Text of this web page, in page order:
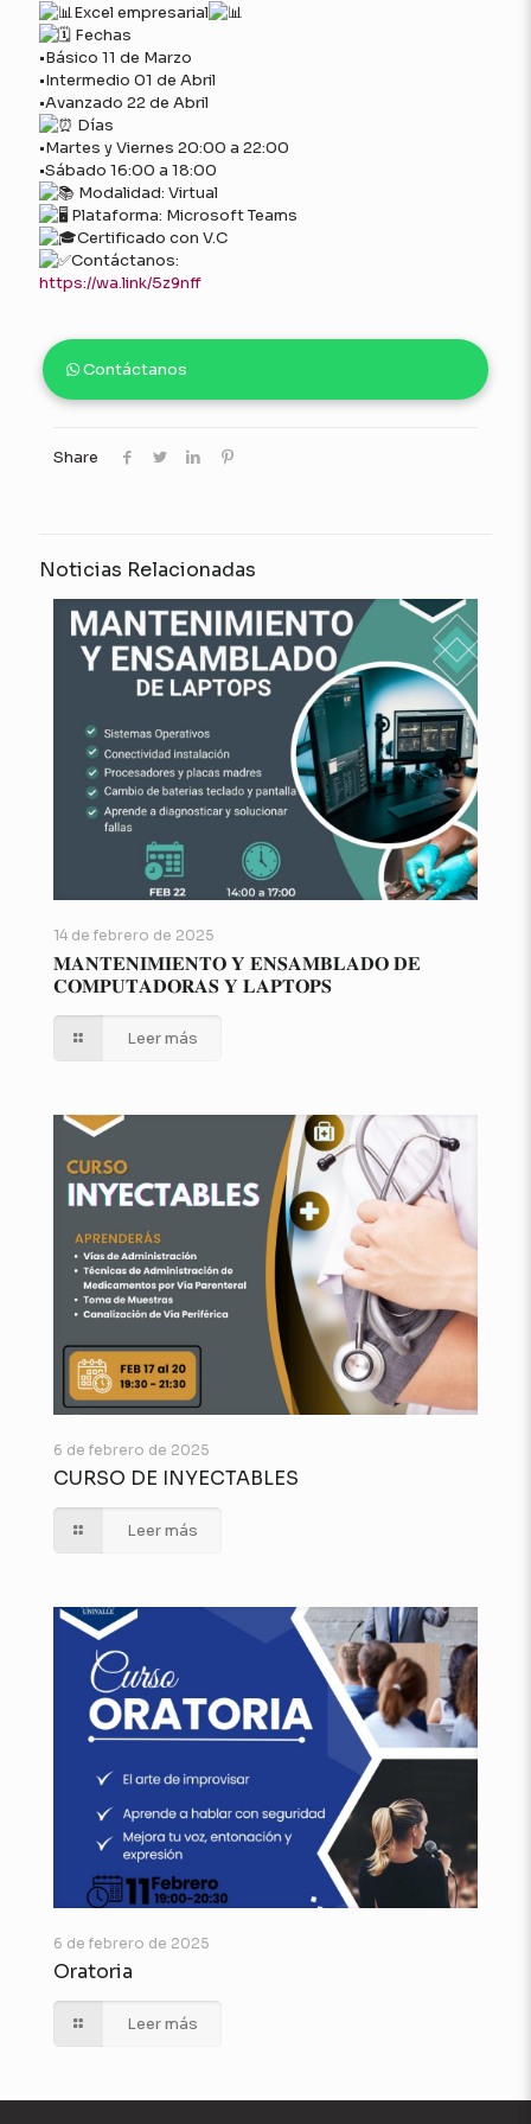
Excel empresarial
Fechas
•Básico 11 de Marzo
•Intermedio 01 de Abril
•Avanzado 22 de Abril
Días
•Martes y Viernes 20:00 a 22:00
•Sábado 16:00 a 18:00
Modalidad: Virtual
Plataforma: Microsoft Teams
Certificado con V.C
Contáctanos:
https://wa.link/5z9nff
Contáctanos
Share
Noticias Relacionadas
14 de febrero de 2025
𝐌𝐀𝐍𝐓𝐄𝐍𝐈𝐌𝐈𝐄𝐍𝐓𝐎 𝐘 𝐄𝐍𝐒𝐀𝐌𝐁𝐋𝐀𝐃𝐎 𝐃𝐄
𝐂𝐎𝐌𝐏𝐔𝐓𝐀𝐃𝐎𝐑𝐀𝐒 𝐘 𝐋𝐀𝐏𝐓𝐎𝐏𝐒
Leer más
6 de febrero de 2025
CURSO DE INYECTABLES
Leer más
6 de febrero de 2025
Oratoria
Leer más